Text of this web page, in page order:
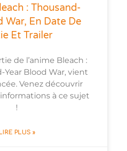
: Thousand-
War, En Date De
Et Trailer
de l’anime Bleach :
Year Blood War, vient
Venez découvrir
à ce sujet
!
PLUS »